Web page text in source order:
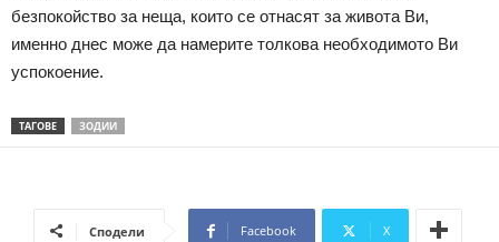
безпокойство за неща, които се отнасят за живота Ви,
именно днес може да намерите толкова необходимото Ви
успокоение.
ТАГОВЕ ЗОДИИ
Сподели Facebook X